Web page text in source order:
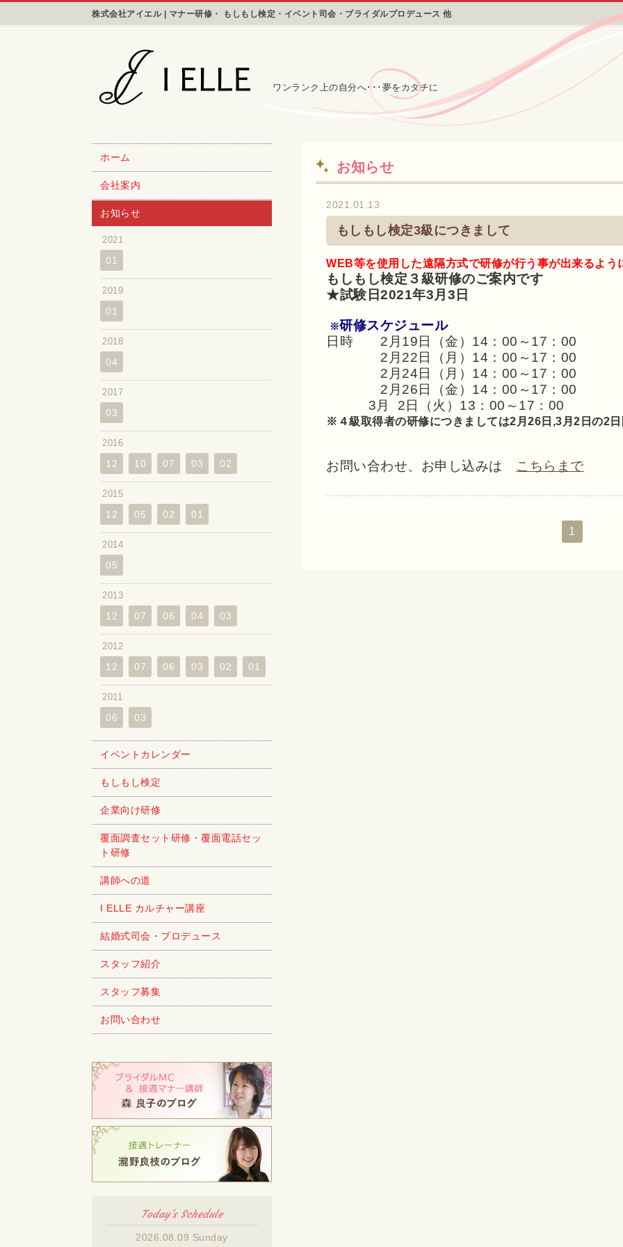
株式会社アイエル | マナー研修・ もしもし検定・イベント司会・ブライダルプロデュース 他
ワンランク上の自分へ･･･夢をカタチに
お知らせ
2021.01.13
もしもし検定3級につきまして
WEB等を使用した遠隔方式で研修が行う事が出来るよう
もしもし検定３級研修のご案内です
★試験日2021年3月3日
※研修スケジュール
日時 2月19日（金）14：00～17：00
2月22日（月）14：00～17：00
2月24日（月）14：00～17：00
2月26日（金）14：00～17：00
3月 2日（火）13：00～17：00
※４級取得者の研修につきましては2月26日,3月2日の2
お問い合わせ、お申し込みは こちらまで
1
ホーム
会社案内
お知らせ
2021
01
2019
01
2018
04
2017
03
2016
12 10 07 03 02
2015
12 05 02 01
2014
05
2013
12 07 06 04 03
2012
12 07 06 03 02 01
2011
06 03
イベントカレンダー
もしもし検定
企業向け研修
覆面調査セット研修・覆面電話セッ
ト研修
講師への道
I ELLE カルチャー講座
結婚式司会・プロデュース
スタッフ紹介
スタッフ募集
お問い合わせ
Today's Schedule
2026.08.09 Sunday